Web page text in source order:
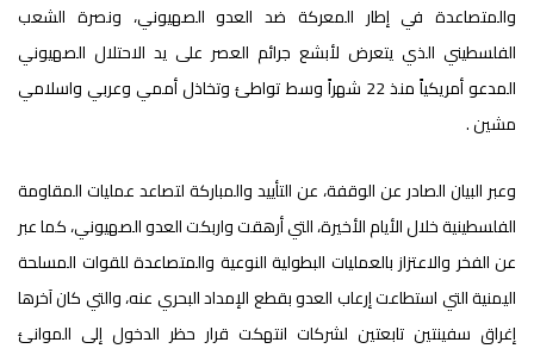
والمتصاعدة في إطار المعركة ضد العدو الصهيوني، ونصرة الشعب
الفلسطيني الذي يتعرض لأبشع جرائم العصر على يد الاحتلال الصهيوني
المدعو أمريكياً منذ 22 شهراً وسط تواطئ وتخاذل أممي وعربي واسلامي
مشين .
وعبر البيان الصادر عن الوقفة، عن التأييد والمباركة لتصاعد عمليات المقاومة
الفلسطينية خلال الأيام الأخيرة، التي أرهقت واربكت العدو الصهيوني، كما عبر
عن الفخر والاعتزاز بالعمليات البطولية النوعية والمتصاعدة للقوات المسلحة
اليمنية التي استطاعت إرعاب العدو بقطع الإمداد البحري عنه، والتي كان آخرها
إغراق سفينتين تابعتين لشركات انتهكت قرار حظر الدخول إلى الموانئ